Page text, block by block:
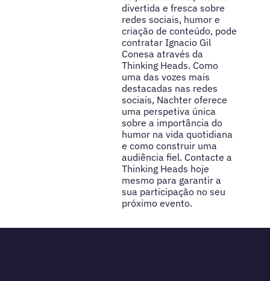
divertida e fresca sobre
redes sociais, humor e
criação de conteúdo, pode
contratar Ignacio Gil
Conesa através da
Thinking Heads. Como
uma das vozes mais
destacadas nas redes
sociais, Nachter oferece
uma perspetiva única
sobre a importância do
humor na vida quotidiana
e como construir uma
audiência fiel. Contacte a
Thinking Heads hoje
mesmo para garantir a
sua participação no seu
próximo evento.